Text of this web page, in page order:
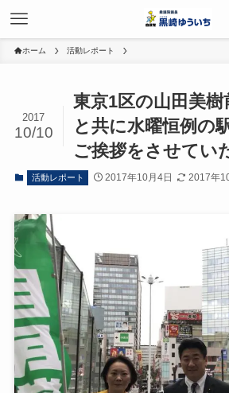
ホーム 活動レポート
東京1区の山田美樹
と共に水曜恒例の
ご挨拶をさせてい
2017
10/10
活動レポート 2017年10月4日 2017年